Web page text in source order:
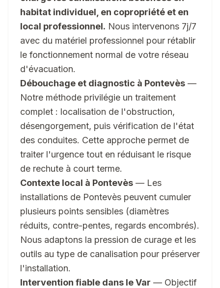
habitat individuel, en copropriété et en
local professionnel. Nous intervenons 7j/7
avec du matériel professionnel pour rétablir
le fonctionnement normal de votre réseau
d'évacuation.
Débouchage et diagnostic à Pontevès —
Notre méthode privilégie un traitement
complet : localisation de l'obstruction,
désengorgement, puis vérification de l'état
des conduites. Cette approche permet de
traiter l'urgence tout en réduisant le risque
de rechute à court terme.
Contexte local à Pontevès — Les
installations de Pontevès peuvent cumuler
plusieurs points sensibles (diamètres
réduits, contre-pentes, regards encombrés).
Nous adaptons la pression de curage et les
outils au type de canalisation pour préserver
l'installation.
Intervention fiable dans le Var — Objectif